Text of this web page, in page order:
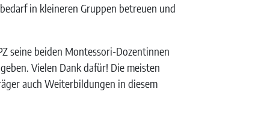
in kleineren Gruppen betreuen und
seine beiden Montessori-Dozentinnen
Vielen Dank dafür! Die meisten
auch Weiterbildungen in diesem